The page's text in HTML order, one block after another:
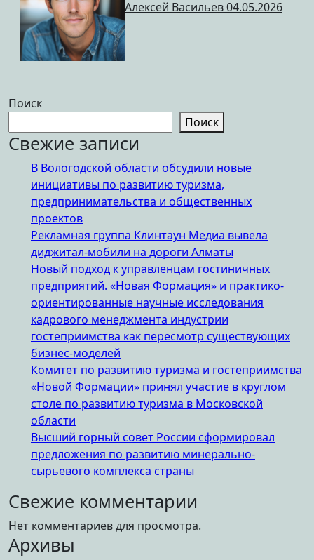
Алексей Васильев04.05.2026
Поиск
Поиск
Свежие записи
В Вологодской области обсудили новые
инициативы по развитию туризма,
предпринимательства и общественных
проектов
Рекламная группа Клинтаун Медиа вывела
диджитал-мобили на дороги Алматы
Новый подход к управленцам гостиничных
предприятий. «Новая Формация» и практико-
ориентированные научные исследования
кадрового менеджмента индустрии
гостеприимства как пересмотр существующих
бизнес-моделей
Комитет по развитию туризма и гостеприимства
«Новой Формации» принял участие в круглом
столе по развитию туризма в Московской
области
Высший горный совет России сформировал
предложения по развитию минерально-
сырьевого комплекса страны
Свежие комментарии
Нет комментариев для просмотра.
Архивы